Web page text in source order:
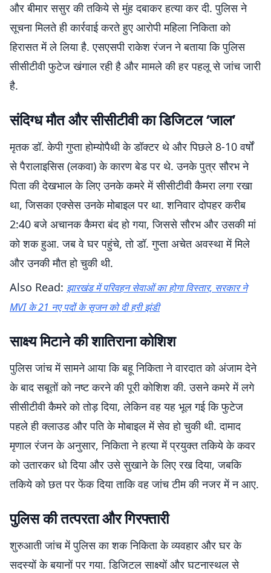
और बीमार ससुर की तकिये से मुंह दबाकर हत्या कर दी. पुलिस ने
सूचना मिलते ही कार्रवाई करते हुए आरोपी महिला निकिता को
हिरासत में ले लिया है. एसएसपी राकेश रंजन ने बताया कि पुलिस
सीसीटीवी फुटेज खंगाल रही है और मामले की हर पहलू से जांच जारी
है.
संदिग्ध मौत और सीसीटीवी का डिजिटल ‘जाल’
मृतक डॉ. केपी गुप्ता होम्योपैथी के डॉक्टर थे और पिछले 8-10 वर्षों
से पैरालाइसिस (लकवा) के कारण बेड पर थे. उनके पुत्र सौरभ ने
पिता की देखभाल के लिए उनके कमरे में सीसीटीवी कैमरा लगा रखा
था, जिसका एक्सेस उनके मोबाइल पर था. शनिवार दोपहर करीब
2:40 बजे अचानक कैमरा बंद हो गया, जिससे सौरभ और उसकी मां
को शक हुआ. जब वे घर पहुंचे, तो डॉ. गुप्ता अचेत अवस्था में मिले
और उनकी मौत हो चुकी थी.
Also Read: झारखंड में परिवहन सेवाओं का होगा विस्तार, सरकार ने
MVI के 21 नए पदों के सृजन को दी हरी झंडी
साक्ष्य मिटाने की शातिराना कोशिश
पुलिस जांच में सामने आया कि बहू निकिता ने वारदात को अंजाम देने
के बाद सबूतों को नष्ट करने की पूरी कोशिश की. उसने कमरे में लगे
सीसीटीवी कैमरे को तोड़ दिया, लेकिन वह यह भूल गई कि फुटेज
पहले ही क्लाउड और पति के मोबाइल में सेव हो चुकी थी. दामाद
मृणाल रंजन के अनुसार, निकिता ने हत्या में प्रयुक्त तकिये के कवर
को उतारकर धो दिया और उसे सुखाने के लिए रख दिया, जबकि
तकिये को छत पर फेंक दिया ताकि वह जांच टीम की नजर में न आए.
पुलिस की तत्परता और गिरफ्तारी
शुरुआती जांच में पुलिस का शक निकिता के व्यवहार और घर के
सदस्यों के बयानों पर गया. डिजिटल साक्ष्यों और घटनास्थल से